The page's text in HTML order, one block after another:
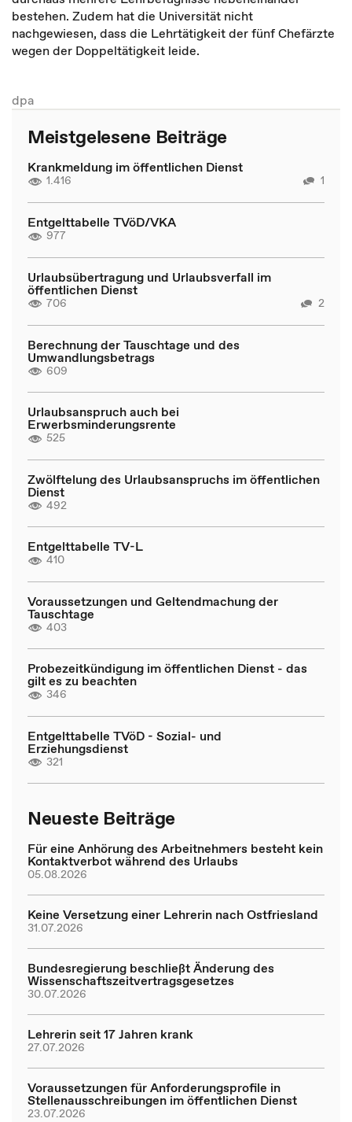
bestehen. Zudem hat die Universität nicht
nachgewiesen, dass die Lehrtätigkeit der fünf Chefärzte
wegen der Doppeltätigkeit leide.
dpa
Meistgelesene Beiträge
Krankmeldung im öffentlichen Dienst
1.416 1
Entgelttabelle TVöD/VKA
977
Urlaubsübertragung und Urlaubsverfall im
öffentlichen Dienst
706 2
Berechnung der Tauschtage und des
Umwandlungsbetrags
609
Urlaubsanspruch auch bei
Erwerbsminderungsrente
525
Zwölftelung des Urlaubsanspruchs im öffentlichen
Dienst
492
Entgelttabelle TV-L
410
Voraussetzungen und Geltendmachung der
Tauschtage
403
Probezeitkündigung im öffentlichen Dienst - das
gilt es zu beachten
346
Entgelttabelle TVöD - Sozial- und
Erziehungsdienst
321
Neueste Beiträge
Für eine Anhörung des Arbeitnehmers besteht kein
Kontaktverbot während des Urlaubs
05.08.2026
Keine Versetzung einer Lehrerin nach Ostfriesland
31.07.2026
Bundesregierung beschließt Änderung des
Wissenschaftszeitvertragsgesetzes
30.07.2026
Lehrerin seit 17 Jahren krank
27.07.2026
Voraussetzungen für Anforderungsprofile in
Stellenausschreibungen im öffentlichen Dienst
23.07.2026